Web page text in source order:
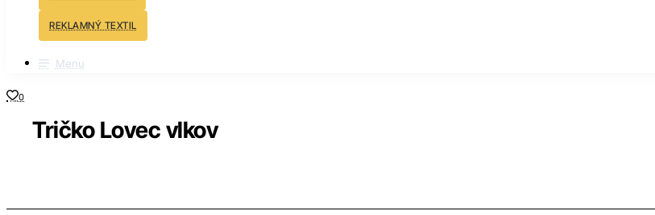
REKLAMNÝ TEXTIL
Menu
0
Tričko Lovec vlkov